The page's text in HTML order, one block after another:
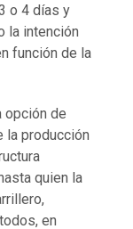
o 4 días y
la intención
función de la
opción de
la producción
quien la
en